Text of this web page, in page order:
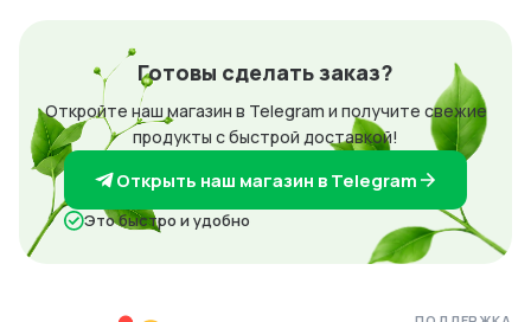
Готовы сделать заказ?
Откройте наш магазин в Telegram и получите свежие
продукты с быстрой доставкой!
Открыть наш магазин в Telegram
Это быстро и удобно